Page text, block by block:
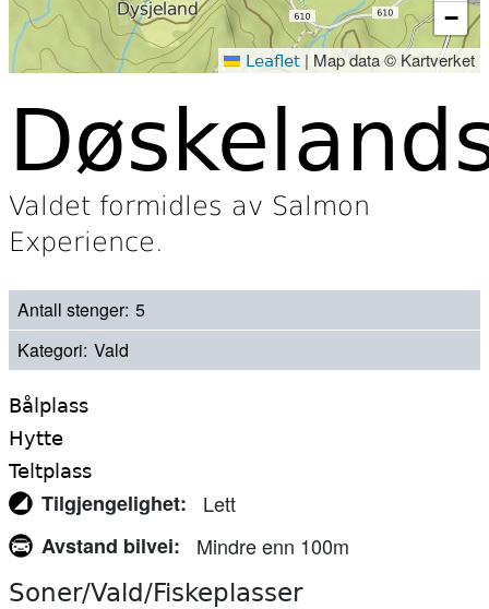
−
Leaflet | Map data © Kartverket
Valdet formidles av Salmon
Experience.
Antall stenger 5
Kategori Vald
Bålplass
Hytte
Teltplass
Tilgjengelighet
Lett
Avstand bilvei
Mindre enn 100m
Soner/Vald/Fiskeplasser